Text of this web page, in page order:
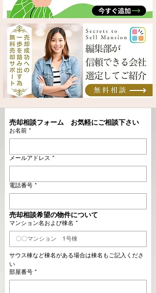
売却相談フォーム　お気軽にご相談下さい
お名前 *
メールアドレス *
電話番号 *
売却相談希望の物件について
マンション名および棟名 *
サウス棟など棟名がある場合は棟名もご記入くださ
い
部屋番号 *